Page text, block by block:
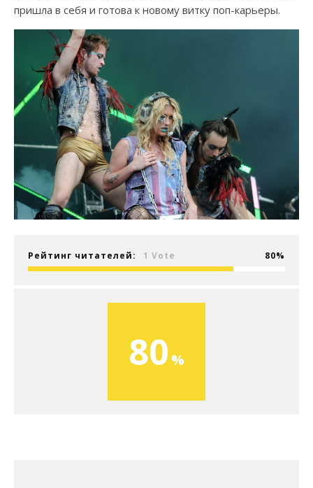
пришла в себя и готова к новому витку поп-карьеры.
Рейтинг читателей: 1 Vote 80
80